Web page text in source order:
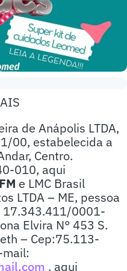
de Anápolis LTDA,
00, estabelecida a
Centro.
010, aqui
e LMC Brasil
LTDA – ME, pessoa
17.343.411/0001-
Elvira N° 453 S.
– Cep:75.113-
mail:
, aqui